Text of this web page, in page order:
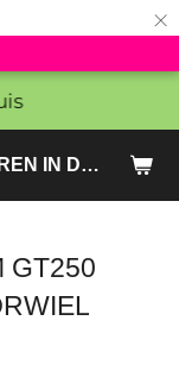
×
FATBIKES KOPEN & REPAREREN IN DEN HAAG EN ZOETERMEER - SACHE BIKES
GT250